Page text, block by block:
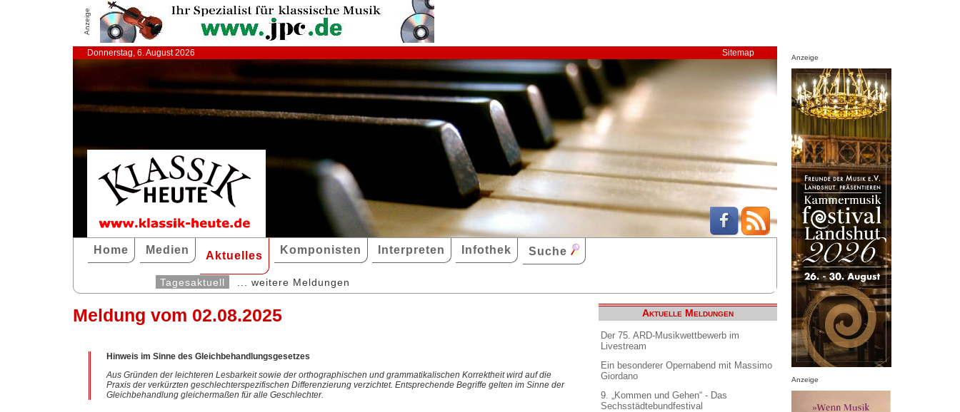
Anzeige
Donnerstag, 6. August 2026 Sitemap
Home Medien Aktuelles Komponisten Interpreten Infothek Suche
Tagesaktuell ... weitere Meldungen
Meldung vom 02.08.2025
Hinweis im Sinne des Gleichbehandlungsgesetzes
Aus Gründen der leichteren Lesbarkeit sowie der orthographischen und grammatikalischen Korrektheit wird auf die
Praxis der verkürzten geschlechterspezifischen Differenzierung verzichtet. Entsprechende Begriffe gelten im Sinne der
Gleichbehandlung gleichermaßen für alle Geschlechter.
Aktuelle Meldungen
Der 75. ARD-Musikwettbewerb im
Livestream
Ein besonderer Opernabend mit Massimo
Giordano
9. „Kommen und Gehen“ - Das
Sechsstädtebundfestival
Anzeige
Anzeige